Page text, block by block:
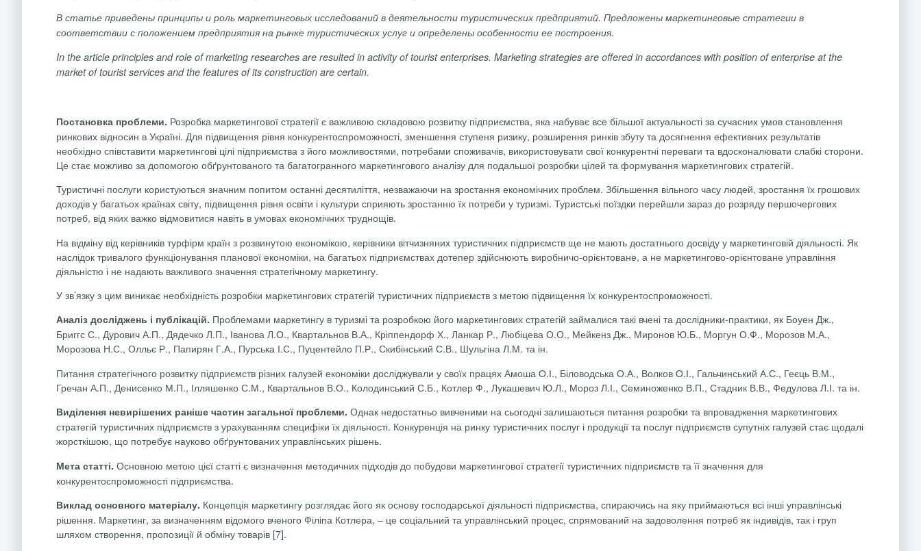
В статье приведены принципы и роль маркетинговых исследований в деятельности туристических предприятий. Предложены маркетинговые стратегии в
соответствии с положением предприятия на рынке туристических услуг и определены особенности ее построения.
In the article principles and role of marketing researches are resulted in activity of tourist enterprises. Marketing strategies are offered in accordances with position of enterprise at the
market of tourist services and the features of its construction are certain.
Постановка проблеми. Розробка маркетингової стратегії є важливою складовою розвитку підприємства, яка набуває все більшої актуальності за сучасних умовстановлення
ринкових відносин в Україні. Для підвищення рівня конкурентоспроможності, зменшення ступеня ризику, розширення ринків збуту та досягнення ефективних результатів
необхідноспівставити маркетингові цілі підприємства з його можливостями, потребами споживачів, використовувати свої конкурентні переваги та вдосконалювати слабкі сторони.
Це стає можливо за допомогою обґрунтованого та багатогранного маркетингового аналізу для подальшої розробки цілей та формування маркетингових стратегій.
Туристичні послуги користуються значним попитом останні десятиліття, незважаючи на зростання економічних проблем. Збільшення вільного часу людей, зростання їх грошових
доходів у багатьох країнах світу, підвищення рівня освіти і культури сприяють зростанню їх потреби у туризмі. Туристські поїздки перейшли зараз до розряду першочергових
потреб, від яких важко відмовитися навіть в умовах економічних труднощів.
На відміну від керівниківтурфірм країн з розвинутою економікою, керівники вітчизняних туристичних підприємств ще не мають достатнього досвіду у маркетинговій діяль­ності. Як
наслідок тривалого функціонування планової економіки, на багатьох підприємствах дотепер здійснюють виробничо-орієнтоване, а не маркетингово-орієнтоване управління
діяльністю і не надають важливого значення стратегічному маркетингу.
У зв’язку з цим виникає необхідність розробки маркетингових стратегій туристичних підприємств з метою підвищення їх конкурентоспроможності.
Аналіз досліджень і публікацій. Проблемами маркетингу в туризмі та розробкою його маркетингових стратегій займалися такі вчені та дослідники-практики, як Боуен Дж.,
БриггсС., ДуровичА.П., Дядечко Л.П., Іванова Л.О., Квартальнов В.А., Кріппендорф Х., Ланкар Р., ЛюбіцеваО.О., МейкензДж., Миронов Ю.Б., Моргун О.Ф., Морозов М.А.,
Морозова Н.С., Олльє Р., Папирян Г.А., Пурська І.С., Пуцентейло П.Р., Скибінський С.В., Шульгіна Л.М. та ін.
Питання стратегічного розвитку підприємств різних галузей економіки досліджували у своїх працяхАмоша О.І., Біловодська О.А., Волков О.І., Гальчинський А.С., Геєць В.М.,
Гречан А.П., Денисенко М.П., ІлляшенкоС.М., Квартальнов В.О., Колодинський С.Б., Кот­лерФ., Лукашевич Ю.Л., Мороз Л.І., Семиноженко В.П., Стадник В.В., Федулова Л.І. та ін.
Виділення невирішених раніше частин загальної проблеми. Однак недостатньо вивченими на сьогодні залишаються питання розробки та впровадження маркетингових
стратегій туристичних підприємств з урахуванням специфіки їх діяльності. Конкуренція на ринку туристичних послуг і продукції та послуг підприємств супутніх галузей стає щодалі
жорсткішою, що потребує науково обґрунтованих управлінських рішень.
Мета статті. Основною метою цієї статтіє визначення методичних підходів до побудови маркетингової стратегії туристичних підприємств та її значення для
конкурентоспроможності підприємства.
Виклад основного матеріалу. Концепція маркетингу розглядає його як основу господарської діяльності підприємства, спираючись на яку приймаються всі інші управлінські
рішення. Маркетинг, за визначенням відомого вченого Філіпа Котлера, – це соціальний та управлінський процес, спрямований на задоволення потреб як індивідів, так і груп
шляхом створення, пропозиції й обміну товарів [7].